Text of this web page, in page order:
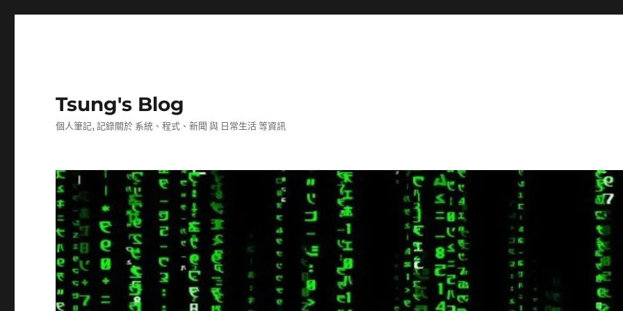
Tsung's Blog
個人筆記, 記錄關於 系統、程式、新聞 與 日常生活 等資訊